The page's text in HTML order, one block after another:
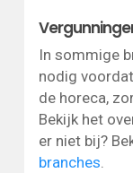
In sommige
nodig
de horeca,
Bekijk het
er niet bij?
branches.